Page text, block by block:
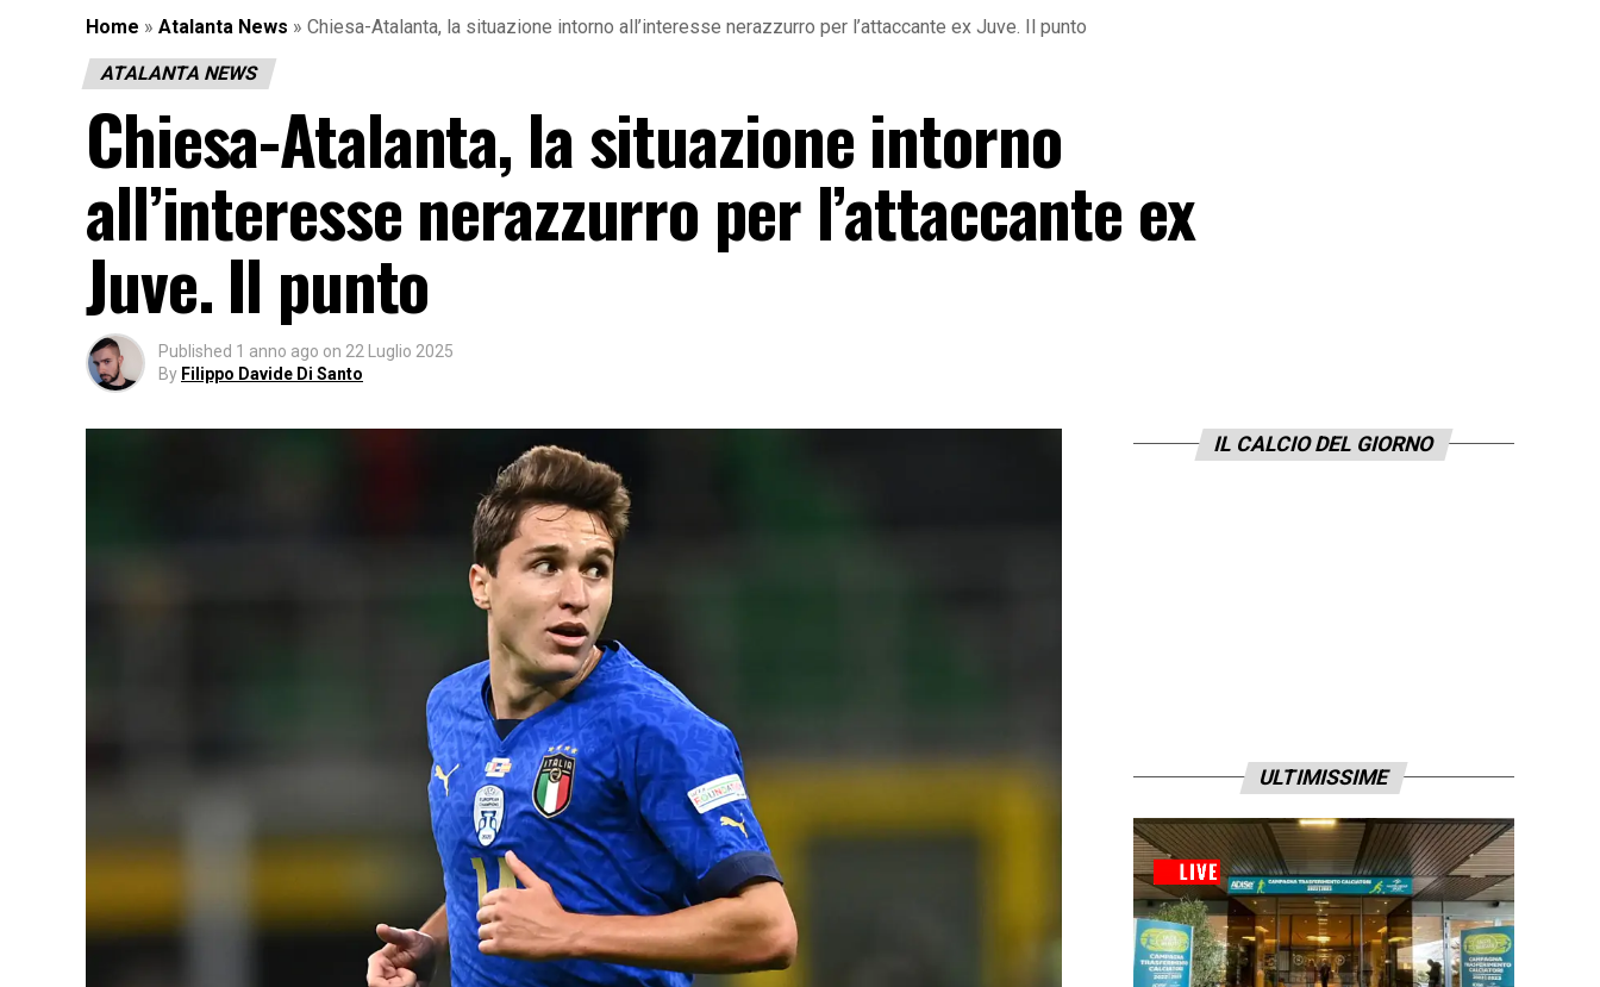
Home » Atalanta News » Chiesa-Atalanta, la situazione intorno all’interesse nerazzurro per l’attaccante ex Juve. Il punto
ATALANTA NEWS
Chiesa-Atalanta, la situazione intorno
all’interesse nerazzurro per l’attaccante ex
Juve. Il punto
Published 1 anno ago on 22 Luglio 2025
By Filippo Davide Di Santo
IL CALCIO DEL GIORNO
ULTIMISSIME